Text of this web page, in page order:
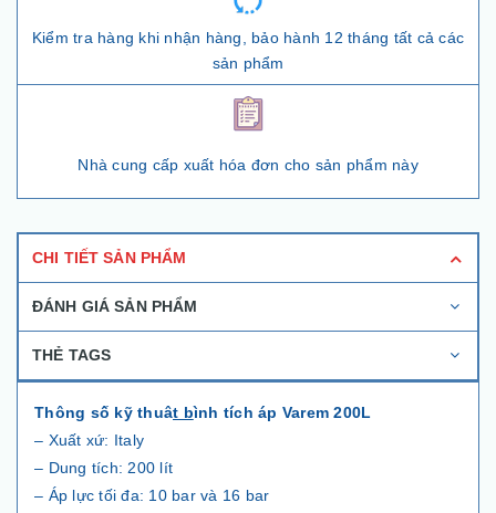
Kiểm tra hàng khi nhận hàng, bảo hành 12 tháng tất cả các
sản phẩm
Nhà cung cấp xuất hóa đơn cho sản phẩm này
CHI TIẾT SẢN PHẨM
ĐÁNH GIÁ SẢN PHẨM
THẺ TAGS
Thông số kỹ thuât bình tích áp Varem 200L
– Xuất xứ: Italy
– Dung tích: 200 lít
– Áp lực tối đa: 10 bar và 16 bar